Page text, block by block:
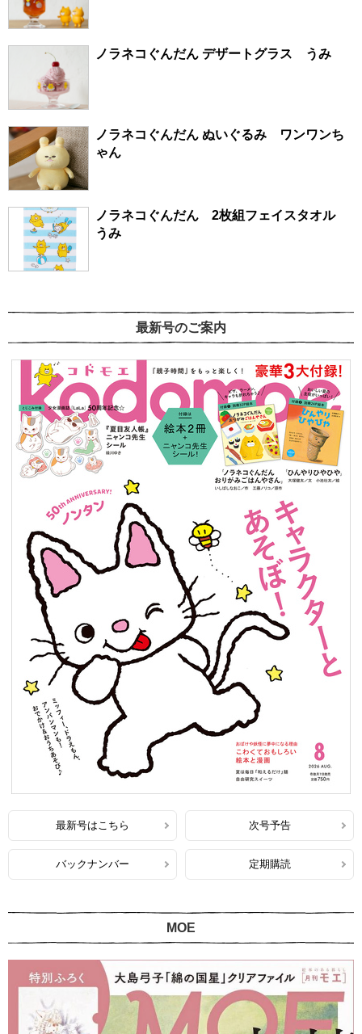
ノラネコぐんだん デザートグラス うみ
ノラネコぐんだん ぬいぐるみ ワンワンち
ゃん
ノラネコぐんだん 2枚組フェイスタオル
うみ
最新号のご案内
最新号はこちら 次号予告
バックナンバー 定期購読
MOE